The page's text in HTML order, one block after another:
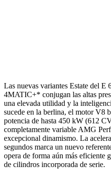
Las nuevas variantes Estate del
4MATIC+* conjugan las altas
una elevada utilidad y la
sucede en la berlina, el motor V8
potencia de hasta 450 kW (612
completamente variable AMG
excepcional dinamismo. La
segundos marca un nuevo
opera de forma aún más eficiente
de cilindros incorporada de serie.